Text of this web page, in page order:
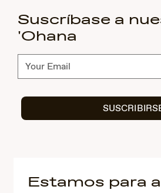
Suscríbase a
'Ohana
Suscríbete
Estamos para